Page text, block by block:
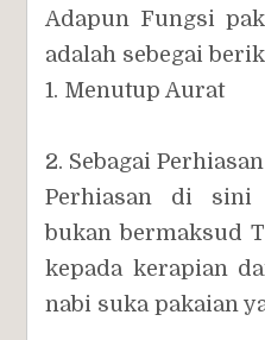
Adapun Fungsi
adalah sebegai
1. Menutup Aurat
2. Sebagai Perhiasan
Perhiasan di sini
bukan bermaksud
kepada kerapian
nabi suka pakaian